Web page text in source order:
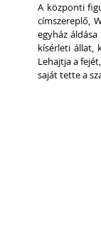
A központi
címszereplő,
egyház
kísérleti állat,
Lehajtja a
saját tette a